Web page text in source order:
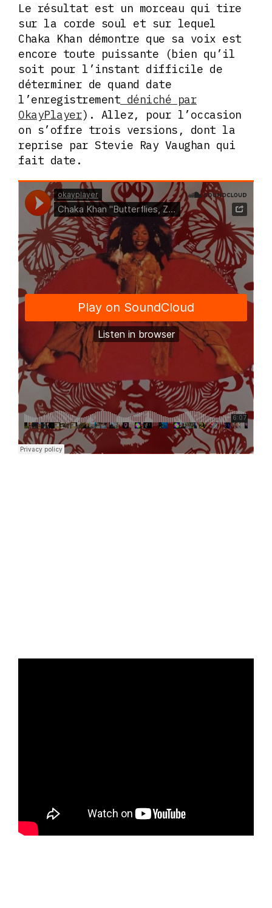
Le résultat est un morceau qui tire
sur la corde soul et sur lequel
Chaka Khan démontre que sa voix est
encore toute puissante (bien qu’il
soit pour l’instant difficile de
déterminer de quand date
l’enregistrement déniché par
OkayPlayer). Allez, pour l’occasion
on s’offre trois versions, dont la
reprise par Stevie Ray Vaughan qui
fait date.